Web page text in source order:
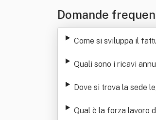
Domande
Come si sviluppa il
Quali sono i ricavi
Dove si trova la sede
Qual è la forza lavoro